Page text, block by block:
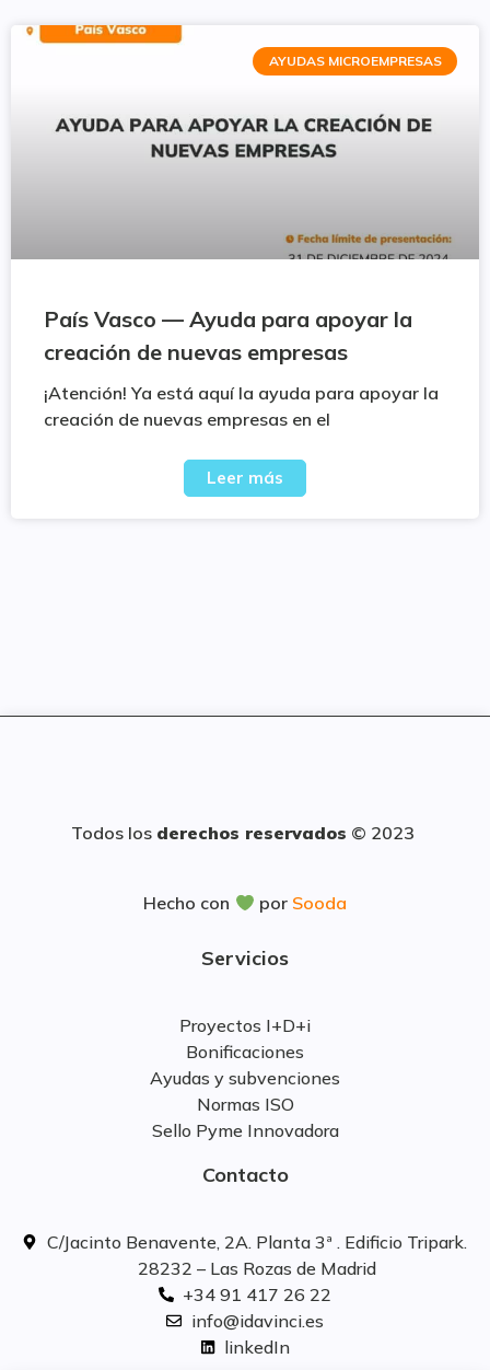
AYUDAS MICROEMPRESAS
País Vasco — Ayuda para apoyar la
creación de nuevas empresas
¡Atención! Ya está aquí la ayuda para apoyar la
creación de nuevas empresas en el
Leer más
Todos los derechos reservados © 2023
Hecho con por Sooda
Servicios
Proyectos I+D+i
Bonificaciones
Ayudas y subvenciones
Normas ISO
Sello Pyme Innovadora
Contacto
C/Jacinto Benavente, 2A. Planta 3ª . Edificio Tripark.
28232 – Las Rozas de Madrid
+34 91 417 26 22
info@idavinci.es
linkedIn